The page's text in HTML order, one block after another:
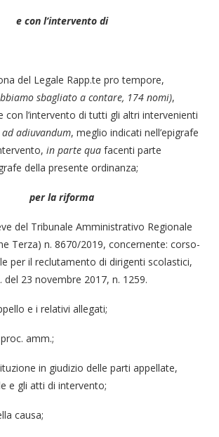
e con l’intervento di
del Legale Rapp.te pro tempore,
sbagliato a contare, 174 nomi),
con l’intervento di tutti gli altri intervenienti
ad adiuvandum, meglio indicati nell’epigrafe
in parte qua facenti parte
della presente ordinanza;
per la riforma
del Tribunale Amministrativo Regionale
Terza) n. 8670/2019, concernente: corso-
per il reclutamento di dirigenti scolastici,
del 23 novembre 2017, n. 1259.
e i relativi allegati;
amm.;
in giudizio delle parti appellate,
e gli atti di intervento;
causa;